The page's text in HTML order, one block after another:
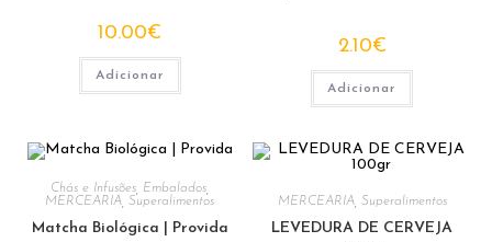
10.00€
Adicionar
2.10€
Adicionar
Chás e Infusões Embalados
MERCEARIA ,Superalimentos
Matcha Biológica | Provida
MERCEARIA, Superalimentos
LEVEDURA DE CERVEJA